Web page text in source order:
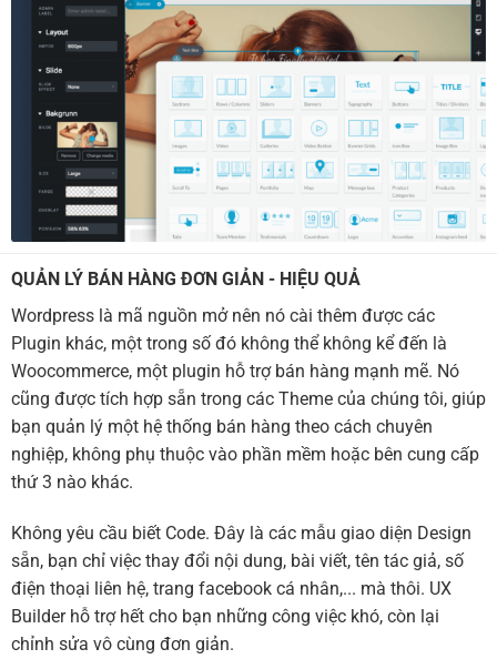
QUẢN LÝ BÁN HÀNG ĐƠN GIẢN - HIỆU QUẢ
Wordpress là mã nguồn mở nên nó cài thêm được các
Plugin khác, một trong số đó không thể không kể đến là
Woocommerce, một plugin hỗ trợ bán hàng mạnh mẽ. Nó
cũng được tích hợp sẵn trong các Theme của chúng tôi, giúp
bạn quản lý một hệ thống bán hàng theo cách chuyên
nghiệp, không phụ thuộc vào phần mềm hoặc bên cung cấp
thứ 3 nào khác.
Không yêu cầu biết Code. Đây là các mẫu giao diện Design
sẵn, bạn chỉ việc thay đổi nội dung, bài viết, tên tác giả, số
điện thoại liên hệ, trang facebook cá nhân,... mà thôi. UX
Builder hỗ trợ hết cho bạn những công việc khó, còn lại
chỉnh sửa vô cùng đơn giản.